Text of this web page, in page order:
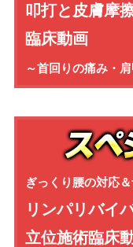
叩打と皮膚摩
臨床動画
～首回りの痛み・
ぎっくり腰の対応
リンパリバイ
立位施術臨床